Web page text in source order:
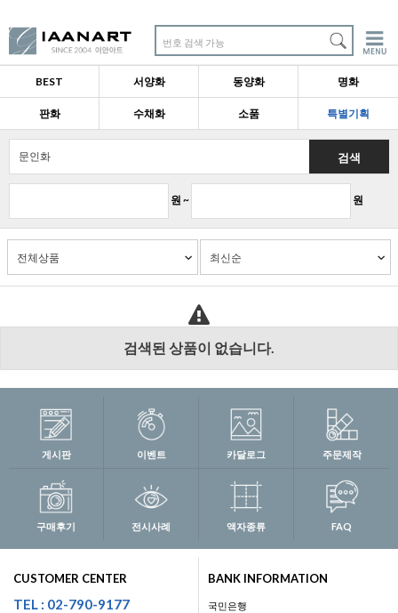
번호 검색 가능
BEST 서양화 동양화 명화
판화 수채화 소품 특별기획
원 ~ 원
검색
검색된 상품이 없습니다.
게시판 이벤트 카달로그 주문제작
구매후기 전시사례 액자종류 FAQ
CUSTOMER CENTER
TEL : 02-790-9177
BANK INFORMATION
국민은행